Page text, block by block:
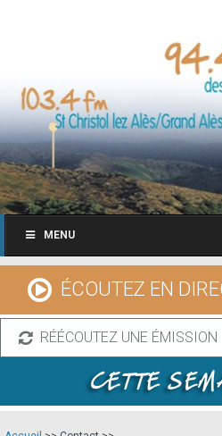
MENU
ÉCOUTEZ EN
RÉÉCOUTEZ UNE ÉMISSION